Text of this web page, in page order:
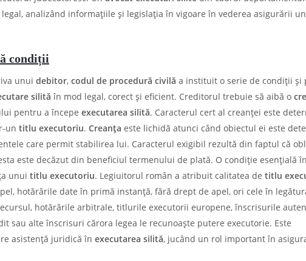
analizând informațiile și legislația în vigoare în vederea asigurării
condiții
unui debitor, codul de procedură civilă a instituit o serie de condiții și
silită în mod legal, corect și eficient. Creditorul trebuie să aibă o
pentru a începe executarea silită. Caracterul cert al creanței este
un titlu executoriu. Creanța este lichidă atunci când obiectul ei este
care permit stabilirea lui. Caracterul exigibil rezultă din faptul că
este decăzut din beneficiul termenului de plată. O condiție esențială în
unui titlu executoriu. Legiuitorul român a atribuit calitatea de titlu
hotărârile date în primă instanţă, fără drept de apel, ori cele în
hotărârile arbitrale, titlurile executorii europene, înscrisurile
sau alte înscrisuri cărora legea le recunoaşte putere executorie. Este
asistență juridică în executarea silită, jucând un rol important în